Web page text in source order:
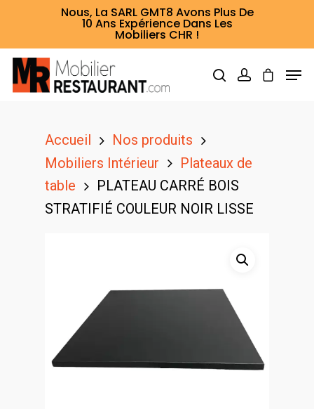
Nous, La SARL GMT8 Avons Plus De
10 Ans Expérience Dans Les
Mobiliers CHR !
Hit enter to search or ESC to close
Accueil
Nos produits
Mobiliers Intérieur
Plateaux de
table
PLATEAU CARRÉ BOIS
STRATIFIÉ COULEUR NOIR LISSE